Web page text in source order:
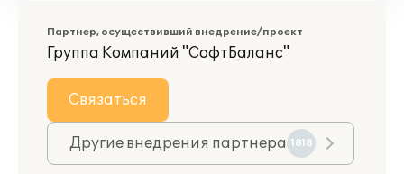
Партнер, осуществивший внедрение/проект
Группа Компаний "СофтБаланс"
Связаться
Другие внедрения партнера 1818